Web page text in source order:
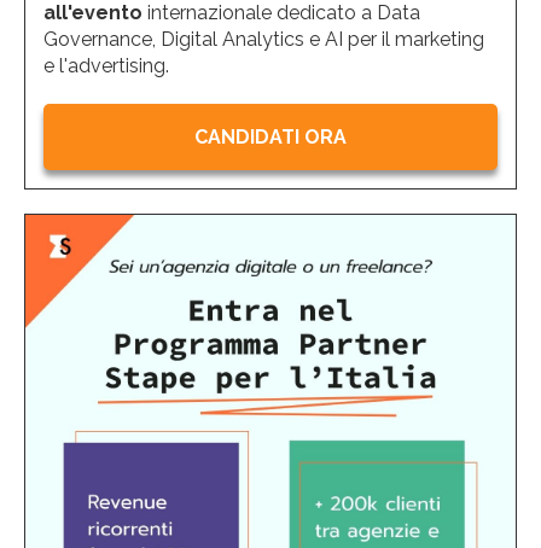
all'evento internazionale dedicato a Data
Governance, Digital Analytics e AI per il marketing
e l'advertising.
CANDIDATI ORA